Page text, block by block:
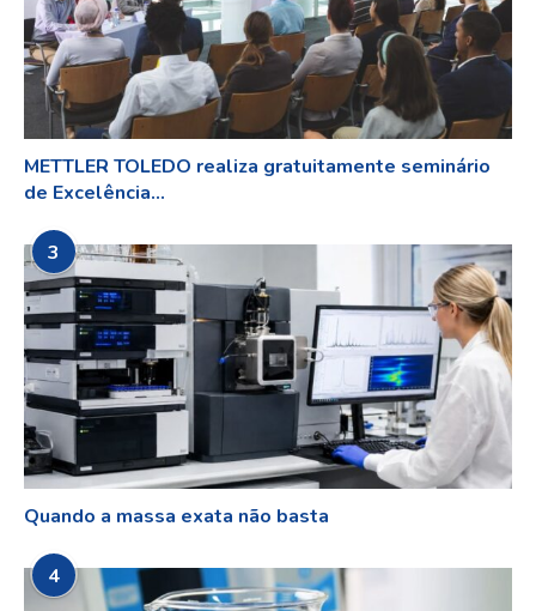
METTLER TOLEDO realiza gratuitamente seminário
de Excelência...
3
Quando a massa exata não basta
4